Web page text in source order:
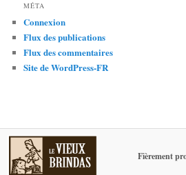
MÉTA
Connexion
Flux des publications
Flux des commentaires
Site de WordPress-FR
Fièrement